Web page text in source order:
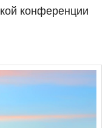
конференции